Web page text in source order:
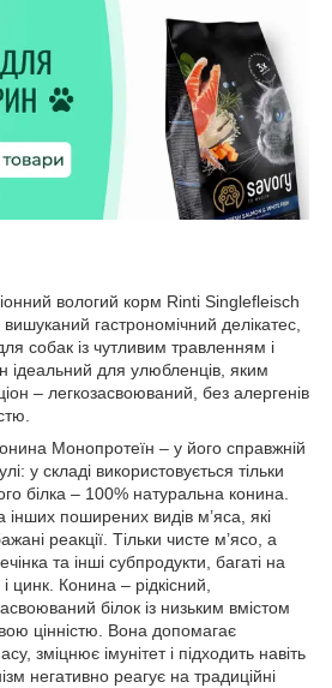
вологий корм Rinti Singlefleisch
гастрономічний делікатес,
собак із чутливим травленням і
ідеальний для улюбленців, яким
– легкозасвоюваний, без алергенів
Монопротеїн – у його справжній
у складі використовується тільки
білка – 100% натуральна конина.
інших поширених видів м’яса, які
реакції. Тільки чисте м’ясо, а
та інші субпродукти, багаті на
цинк. Конина – рідкісний,
білок із низьким вмістом
цінністю. Вона допомагає
зміцнює імунітет і підходить навіть
негативно реагує на традиційні